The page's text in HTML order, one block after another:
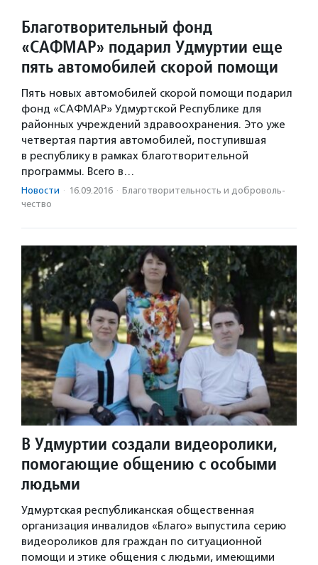
Благотворительный фонд
«САФМАР» подарил Удмуртии еще
пять автомобилей скорой помощи
Пять новых автомобилей скорой помощи подарил
фонд «САФМАР» Удмуртской Республике для
районных учреждений здравоохранения. Это уже
четвертая партия автомобилей, поступившая
в республику в рамках благотворительной
программы. Всего в…
Новости · 16.09.2016 · Благотвори­тель­ность и доброволь­
чест­во
В Удмуртии создали видеоролики,
помогающие общению с особыми
людьми
Удмуртская республиканская общественная
организация инвалидов «Благо» выпустила серию
видеороликов для граждан по ситуационной
помощи и этике общения с людьми, имеющими